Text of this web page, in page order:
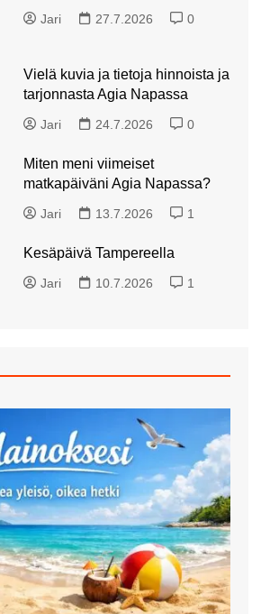
Jari 27.7.2026 0
Vielä kuvia ja tietoja hinnoista ja
tarjonnasta Agia Napassa
Jari 24.7.2026 0
Miten meni viimeiset
matkapäiväni Agia Napassa?
Jari 13.7.2026 1
Kesäpäivä Tampereella
Jari 10.7.2026 1